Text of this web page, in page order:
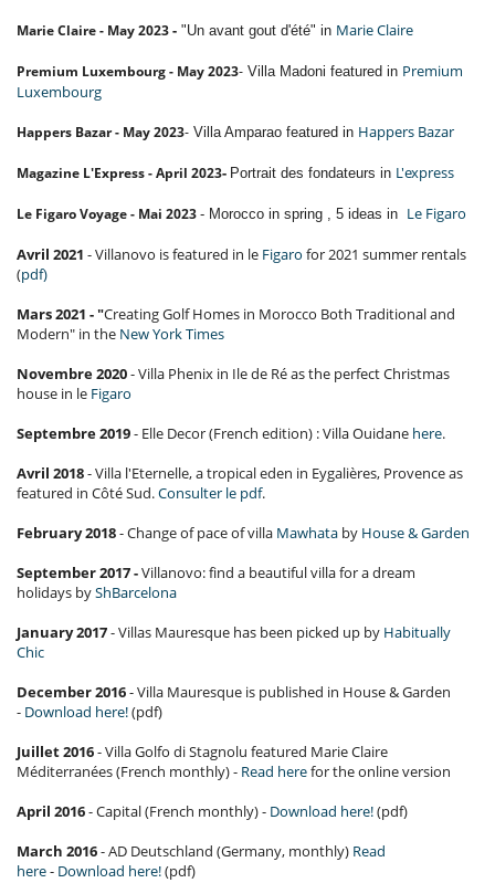
Marie Claire - May 2023- "Un avant gout d'été" in Marie Claire
Premium Luxembourg - May 2023- Villa Madoni featured in Premium
Luxembourg
Happers Bazar - May 2023- Villa Amparao featured in Happers Bazar
Magazine L'Express - April 2023- Portrait des fondateurs in L'express
Le Figaro Voyage - Mai 2023 - Morocco in spring , 5 ideas in Le Figaro
Avril 2021 - Villanovo is featured in le Figaro for 2021 summer rentals
(pdf)
Mars 2021 - "Creating Golf Homes in Morocco Both Traditional and
Modern" in the New York Times
Novembre 2020- Villa Phenix in Ile de Ré as the perfect Christmas
house in le Figaro
Septembre 2019- Elle Decor (French edition) : Villa Ouidane here.
Avril 2018- Villa l'Eternelle, a tropical eden in Eygalières, Provence as
featured in Côté Sud.Consulter le pdf.
February 2018- Change of pace of villa Mawhata by House & Garden
September 2017 -Villanovo: find a beautiful villa for a dream
holidays byShBarcelona
January 2017- Villas Mauresque has been picked up by Habitually
Chic
December 2016- Villa Mauresque is published in House & Garden
- Download here!(pdf)
Juillet 2016- Villa Golfo di Stagnolu featured Marie Claire
Méditerranées (French monthly) - Read herefor the online version
April 2016- Capital (French monthly) - Download here!(pdf)
March 2016- AD Deutschland (Germany, monthly) Read
here- Download here!(pdf)